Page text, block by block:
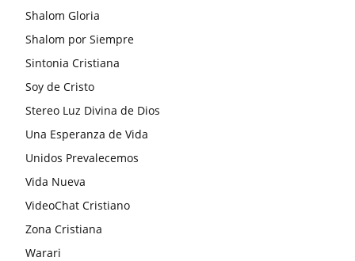
Shalom Gloria
Shalom por Siempre
Sintonia Cristiana
Soy de Cristo
Stereo Luz Divina de Dios
Una Esperanza de Vida
Unidos Prevalecemos
Vida Nueva
VideoChat Cristiano
Zona Cristiana
Warari